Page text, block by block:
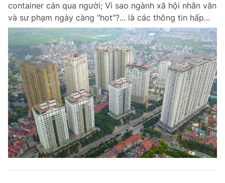
container cán qua người; Vì sao ngành xã hội nhân văn
và sư phạm ngày càng "hot"?... là các thông tin hấp...